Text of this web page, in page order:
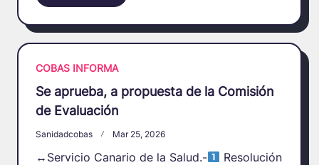
COBAS INFORMA
Se aprueba, a propuesta de la Comisión
de Evaluación
Sanidadcobas Mar 25, 2026
↔️ Servicio Canario de la Salud.-
Resolución